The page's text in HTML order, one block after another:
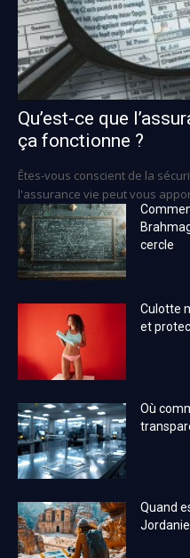
Qu’est-ce que
ça fonctionne ?
Êtes-vous conscient de la
l'assurance vie peut vous
cercle
Culotte
et
Où
Quand
Jordanie